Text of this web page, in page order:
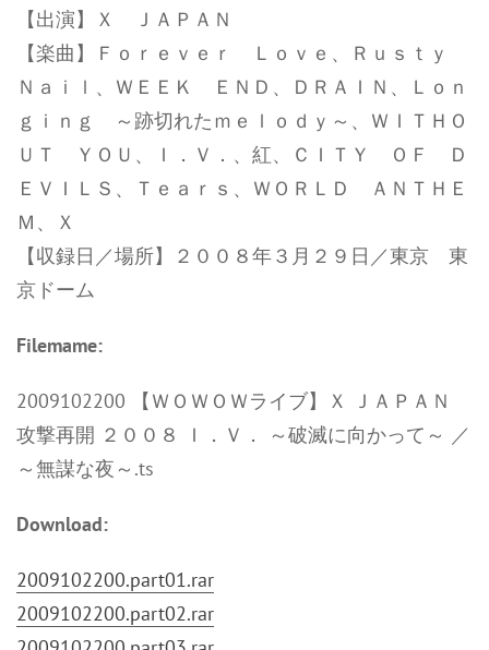
【出演】Ｘ ＪＡＰＡＮ
【楽曲】Ｆｏｒｅｖｅｒ Ｌｏｖｅ、Ｒｕｓｔｙ
Ｎａｉｌ、ＷＥＥＫ ＥＮＤ、ＤＲＡＩＮ、Ｌｏｎ
ｇｉｎｇ ～跡切れたｍｅｌｏｄｙ～、ＷＩＴＨＯ
ＵＴ ＹＯＵ、Ｉ．Ｖ．、紅、ＣＩＴＹ ＯＦ Ｄ
ＥＶＩＬＳ、Ｔｅａｒｓ、ＷＯＲＬＤ ＡＮＴＨＥ
Ｍ、Ｘ
【収録日／場所】２００８年３月２９日／東京 東
京ドーム
Filemame:
2009102200 【ＷＯＷＯＷライブ】Ｘ ＪＡＰＡＮ
攻撃再開 ２００８ Ｉ．Ｖ． ～破滅に向かって～ ／
～無謀な夜～.ts
Download:
2009102200.part01.rar
2009102200.part02.rar